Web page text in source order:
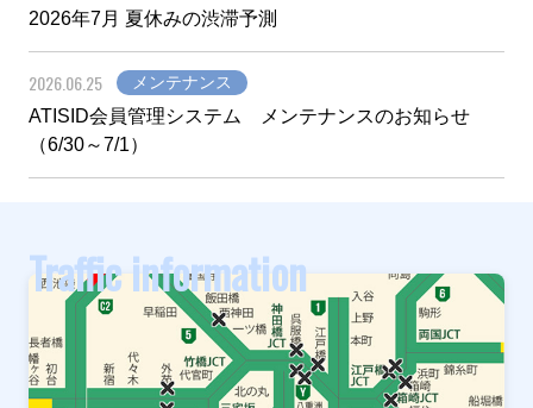
2026年7月 夏休みの渋滞予測
2026.06.25 メンテナンス
ATISID会員管理システム メンテナンスのお知らせ
（6/30～7/1）
Traffic information